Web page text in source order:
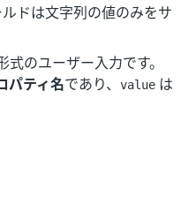
ドは文字列の値のみをサ
式のユーザー入力です。
パティ名であり、 value は